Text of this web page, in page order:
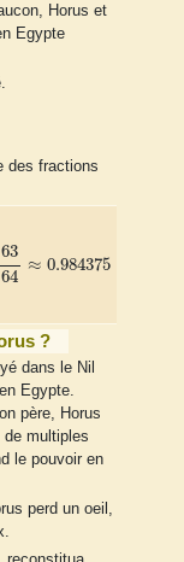
Horus et
Egypte
des fractions
63
64
≈ 0.984375
?
dans le Nil
Egypte.
père, Horus
de multiples
le pouvoir en
perd un oeil,